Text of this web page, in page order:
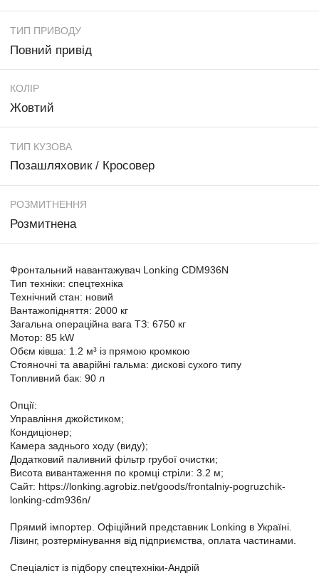
ТИП ПРИВОДУ
Повний привід
КОЛІР
Жовтий
ТИП КУЗОВА
Позашляховик / Кросовер
РОЗМИТНЕННЯ
Розмитнена
Фронтальний навантажувач Lonking CDM936N
Тип техніки: спецтехніка
Технічний стан: новий
Вантажопідняття: 2000 кг
Загальна операційна вага ТЗ: 6750 кг
Мотор: 85 kW
Обєм ківша: 1.2 м³ із прямою кромкою
Стояночні та аварійні гальма: дискові сухого типу
Топливний бак: 90 л
Опції:
Управління джойстиком;
Кондиціонер;
Камера заднього ходу (виду);
Додатковий паливний фільтр грубої очистки;
Висота вивантаження по кромці стріли: 3.2 м;
Сайт: https://lonking.agrobiz.net/goods/frontalniy-pogruzchik-
lonking-cdm936n/
Прямий імпортер. Офіційний представник Lonking в Україні.
Лізинг, розтермінування від підприємства, оплата частинами.
Спеціаліст із підбору спецтехніки-Андрій